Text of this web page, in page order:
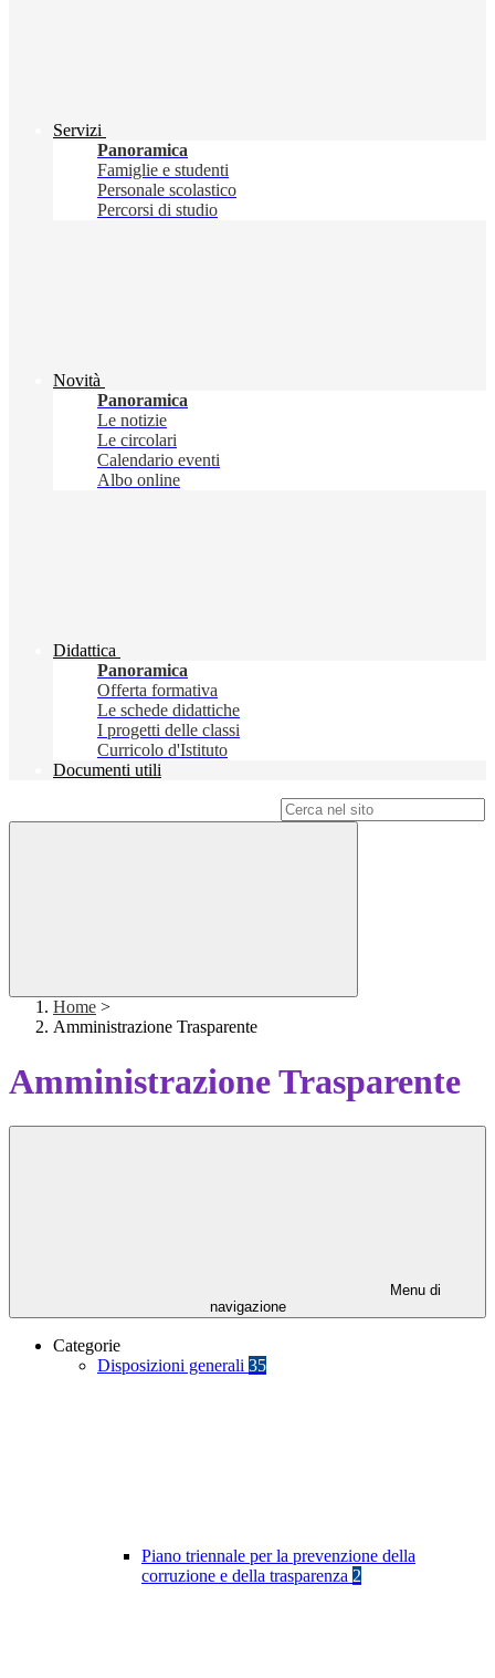
Servizi
Panoramica
Famiglie e studenti
Personale scolastico
Percorsi di studio
Novità
Panoramica
Le notizie
Le circolari
Calendario eventi
Albo online
Didattica
Panoramica
Offerta formativa
Le schede didattiche
I progetti delle classi
Curricolo d'Istituto
Documenti utili
Home >
Amministrazione Trasparente
Amministrazione Trasparente
Menu di
navigazione
Categorie
Disposizioni generali 35
Piano triennale per la prevenzione della
corruzione e della trasparenza 2